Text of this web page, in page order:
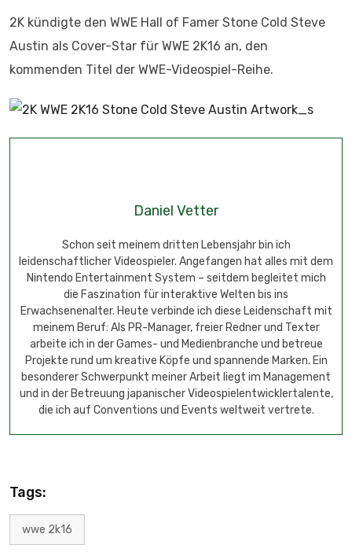
2K kündigte den WWE Hall of Famer Stone Cold Steve
Austin als Cover-Star für WWE 2K16 an, den
kommenden Titel der WWE-Videospiel-Reihe.
Daniel Vetter
Schon seit meinem dritten Lebensjahr bin ich
leidenschaftlicher Videospieler. Angefangen hat alles mit dem
Nintendo Entertainment System – seitdem begleitet mich
die Faszination für interaktive Welten bis ins
Erwachsenenalter. Heute verbinde ich diese Leidenschaft mit
meinem Beruf: Als PR-Manager, freier Redner und Texter
arbeite ich in der Games- und Medienbranche und betreue
Projekte rund um kreative Köpfe und spannende Marken. Ein
besonderer Schwerpunkt meiner Arbeit liegt im Management
und in der Betreuung japanischer Videospielentwicklertalente,
die ich auf Conventions und Events weltweit vertrete.
Tags:
wwe 2k16